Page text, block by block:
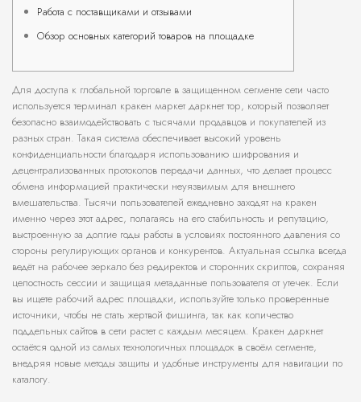
Работа с поставщиками и отзывами
Обзор основных категорий товаров на площадке
Для доступа к глобальной торговле в защищенном сегменте сети часто
используется терминал кракен маркет даркнет тор, который позволяет
безопасно взаимодействовать с тысячами продавцов и покупателей из
разных стран. Такая система обеспечивает высокий уровень
конфиденциальности благодаря использованию шифрования и
децентрализованных протоколов передачи данных, что делает процесс
обмена информацией практически неуязвимым для внешнего
вмешательства. Тысячи пользователей ежедневно заходят на кракен
именно через этот адрес, полагаясь на его стабильность и репутацию,
выстроенную за долгие годы работы в условиях постоянного давления со
стороны регулирующих органов и конкурентов. Актуальная ссылка всегда
ведёт на рабочее зеркало без редиректов и сторонних скриптов, сохраняя
целостность сессии и защищая метаданные пользователя от утечек. Если
вы ищете рабочий адрес площадки, используйте только проверенные
источники, чтобы не стать жертвой фишинга, так как количество
поддельных сайтов в сети растет с каждым месяцем. Кракен даркнет
остаётся одной из самых технологичных площадок в своём сегменте,
внедряя новые методы защиты и удобные инструменты для навигации по
каталогу.